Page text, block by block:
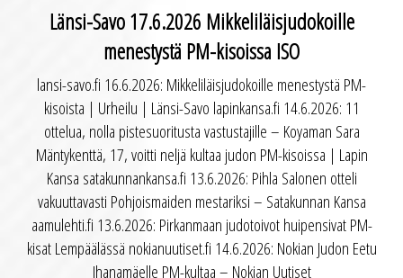
Länsi-Savo 17.6.2026 Mikkeliläisjudokoille
menestystä PM-kisoissa ISO
lansi-savo.fi 16.6.2026: Mikkeliläisjudokoille menestystä PM-
kisoista | Urheilu | Länsi-Savo lapinkansa.fi 14.6.2026: 11
ottelua, nolla pistesuoritusta vastustajille – Koyaman Sara
Mäntykenttä, 17, voitti neljä kultaa judon PM-kisoissa | Lapin
Kansa satakunnankansa.fi 13.6.2026: Pihla Salonen otteli
vakuuttavasti Pohjoismaiden mestariksi – Satakunnan Kansa
aamulehti.fi 13.6.2026: Pirkanmaan judotoivot huipensivat PM-
kisat Lempäälässä nokianuutiset.fi 14.6.2026: Nokian Judon Eetu
Ihanamäelle PM-kultaa – Nokian Uutiset